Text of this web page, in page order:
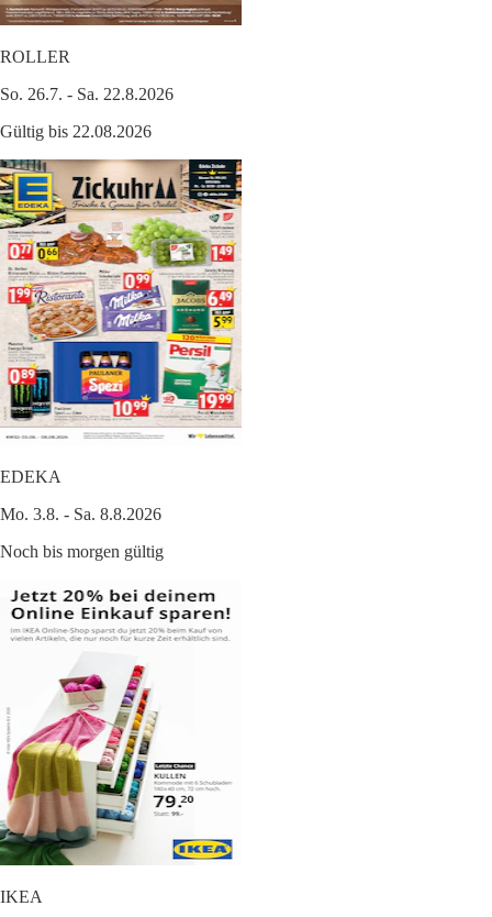
ROLLER
So. 26.7. - Sa. 22.8.2026
Gültig bis 22.08.2026
EDEKA
Mo. 3.8. - Sa. 8.8.2026
Noch bis morgen gültig
IKEA